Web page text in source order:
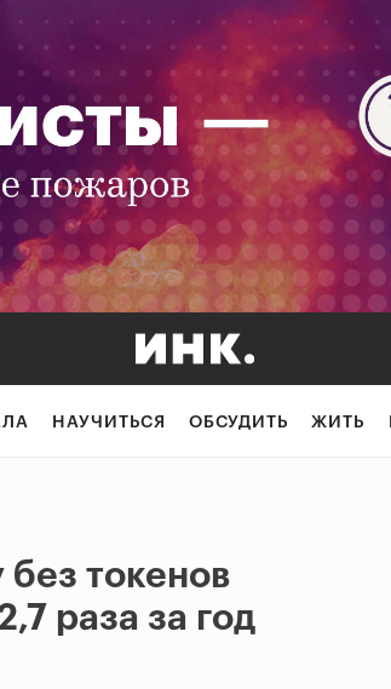
НАУЧИТЬСЯ ОБСУДИТЬ ЖИТЬ
токенов
раза за год